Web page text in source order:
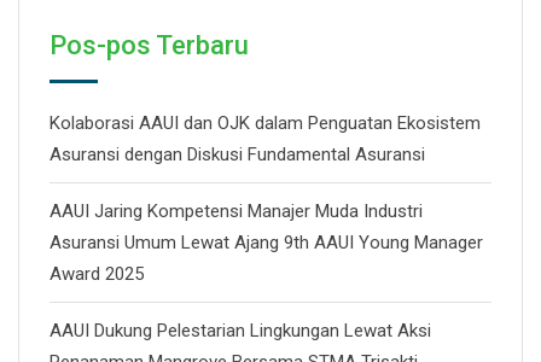
Pos-pos Terbaru
Kolaborasi AAUI dan OJK dalam Penguatan Ekosistem
Asuransi dengan Diskusi Fundamental Asuransi
AAUI Jaring Kompetensi Manajer Muda Industri
Asuransi Umum Lewat Ajang 9th AAUI Young Manager
Award 2025
AAUI Dukung Pelestarian Lingkungan Lewat Aksi